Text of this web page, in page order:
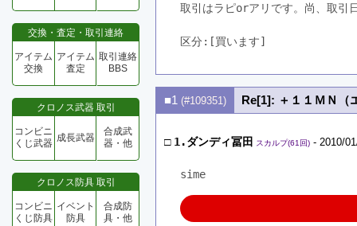
交換・査定・取引連絡
アイテム
交換
アイテム
査定
取引連絡
BBS
クロノス武器 取引
コンビニ
くじ武器 成長武器
合成武
器・他
クロノス防具 取引
コンビニ
くじ防具
イベント
防具
合成防
具・他
取引はラピorアリです。尚、取引
区分:[買います]
■1 (#109351) Re[1]: ＋１１ＭＮ（
□ 1.ダンディ冨田 スカルプ(61回) - 2010/
sime